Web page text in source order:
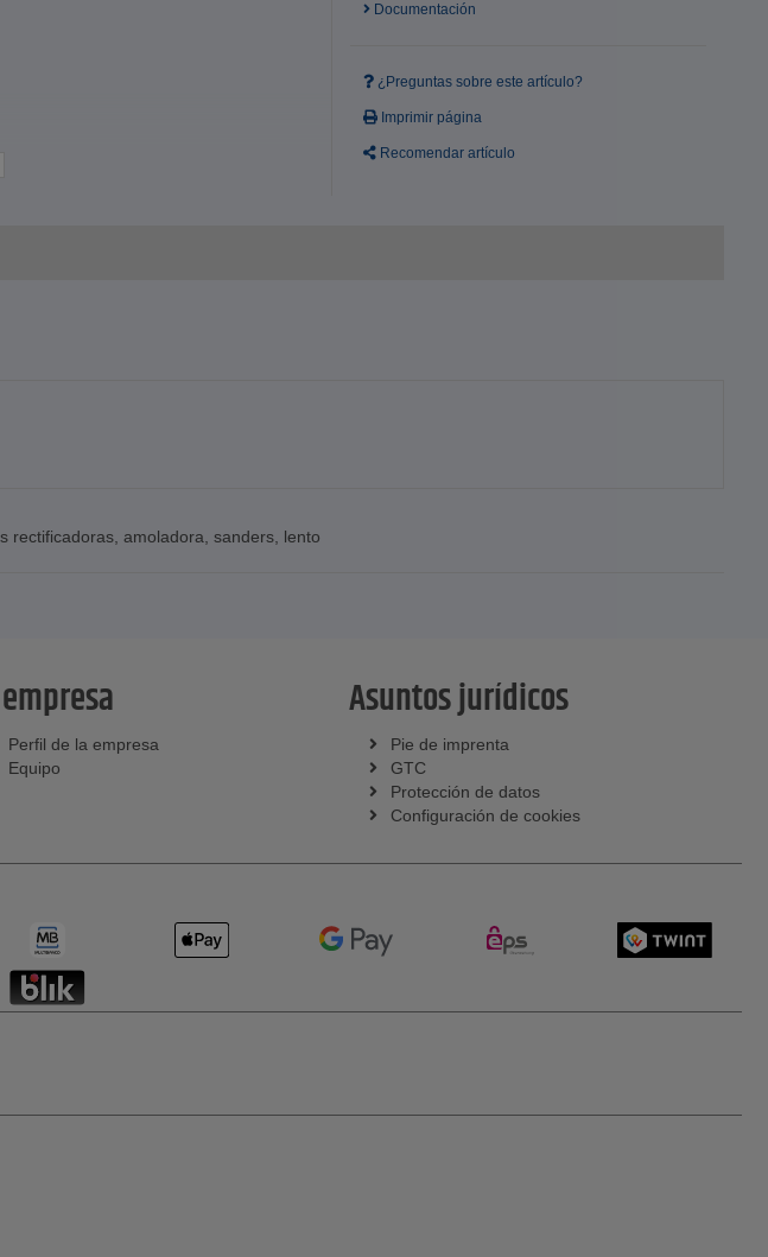
Documentación
¿Preguntas sobre este artículo?
Imprimir página
Recomendar artículo
rectificadoras amoladora sanders lento
Perfil de la empresa
Equipo
Asuntos jurídicos
Pie de imprenta
GTC
Protección de datos
Configuración de cookies